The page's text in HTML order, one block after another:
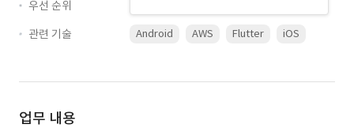
우선 순위
관련 기술
Android AWS Flutter iOS
업무 내용